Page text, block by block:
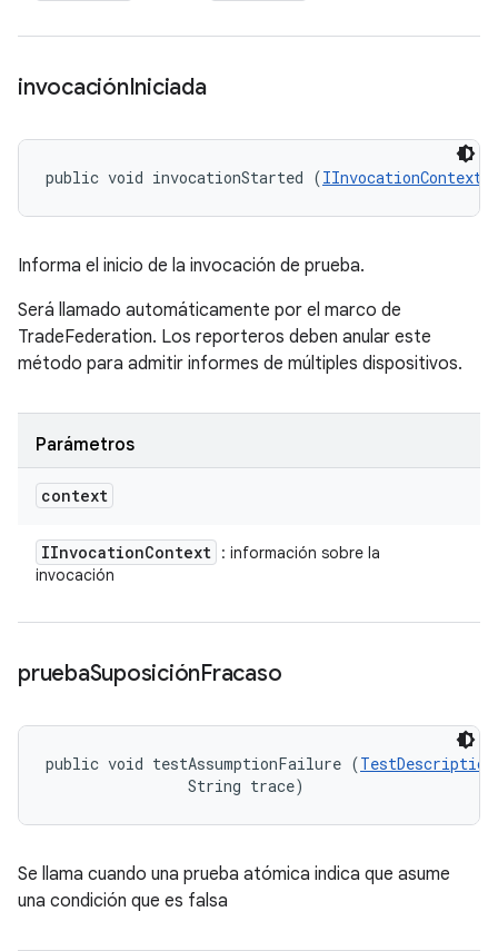
invocaciónIniciada
public void invocationStarted (IInvocationContext
Informa el inicio de la invocación de prueba.
Será llamado automáticamente por el marco de
TradeFederation. Los reporteros deben anular este
método para admitir informes de múltiples dispositivos.
Parámetros
context
IInvocationContext : información sobre la
invocación
pruebaSuposiciónFracaso
public void testAssumptionFailure (TestDescription
                String trace)
Se llama cuando una prueba atómica indica que asume
una condición que es falsa